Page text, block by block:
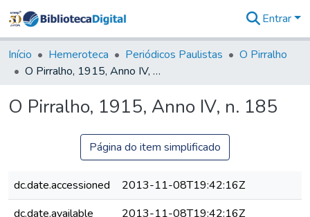
&
Coleções
Tudo na
Digital
Entrar
Início Hemeroteca Periódicos Paulistas
O Pirralho
O Pirralho, 1915, Anno IV, n. 185
O Pirralho, 1915, Anno IV, n. 185
Página do item simplificado
dc.date.accessioned
2013-11-08T19:42:16Z
dc.date.available
2013-11-08T19:42:16Z